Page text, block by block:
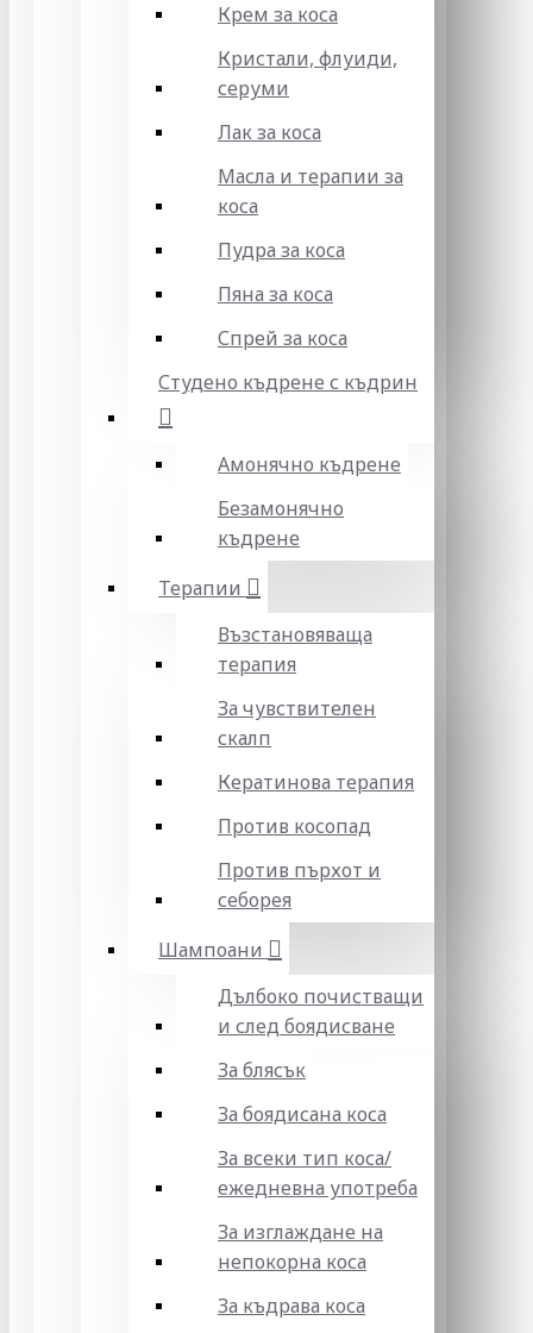
Крем за коса
Кристали, флуиди,
серуми
Лак за коса
Масла и терапии за
коса
Пудра за коса
Пяна за коса
Спрей за коса
Студено къдрене с къдрин
Амонячно къдрене
Безамонячно
къдрене
Терапии
Възстановяваща
терапия
За чувствителен
скалп
Кератинова терапия
Против косопад
Против пърхот и
себорея
Шампоани
Дълбоко почистващи
и след боядисване
За блясък
За боядисана коса
За всеки тип коса/
ежедневна употреба
За изглаждане на
непокорна коса
За къдрава коса